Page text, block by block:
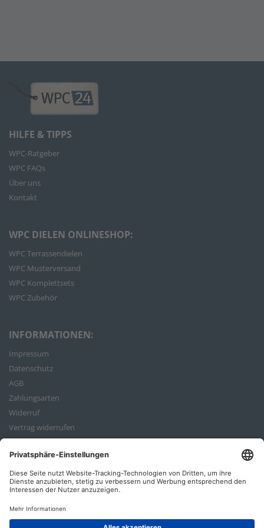
HILFE & TIPPS
WPC-Ratgeber
WPC FAQs
Über uns
Kontakt
WPC DIELEN ONLINESHOP:
WPC Terrassendielen
WPC Musterversand
WPC Komplettsets
WPC Zubehör
INFORMATIONEN:
Impressum
Datenschutz
AGB
Zahlungsarten
Widerruf
Vertrag widerrufen
Bestellvorgang
ZAHLUNGSARTEN: